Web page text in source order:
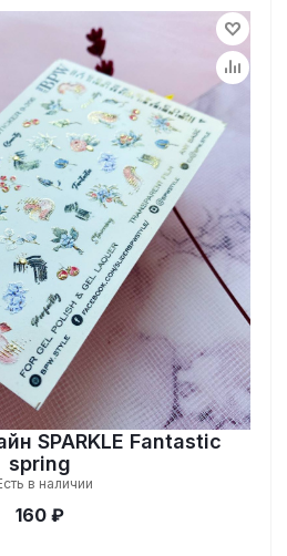
SPARKLE Fantastic
spring
в наличии
160 ₽